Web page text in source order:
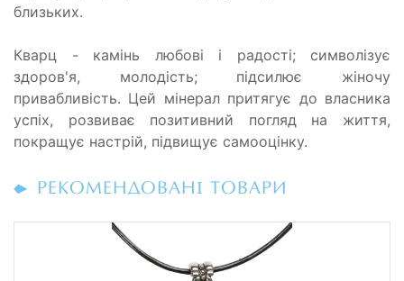
близьких.
Кварц - камінь любові і радості; символізує
здоров'я, молодість; підсилює жіночу
привабливість. Цей мінерал притягує до власника
успіх, розвиває позитивний погляд на життя,
покращує настрій, підвищує самооцінку.
РЕКОМЕНДОВАНІ ТОВАРИ